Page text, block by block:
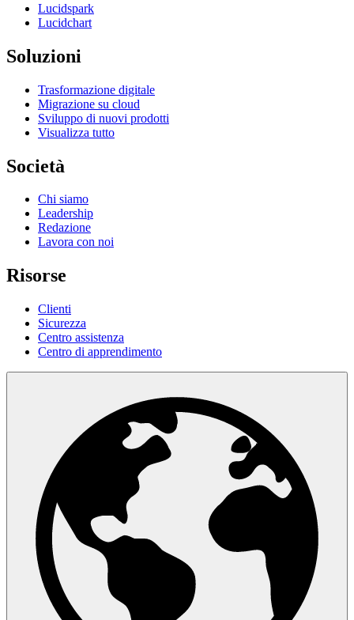
Lucidspark
Lucidchart
Soluzioni
Trasformazione digitale
Migrazione su cloud
Sviluppo di nuovi prodotti
Visualizza tutto
Società
Chi siamo
Leadership
Redazione
Lavora con noi
Risorse
Clienti
Sicurezza
Centro assistenza
Centro di apprendimento